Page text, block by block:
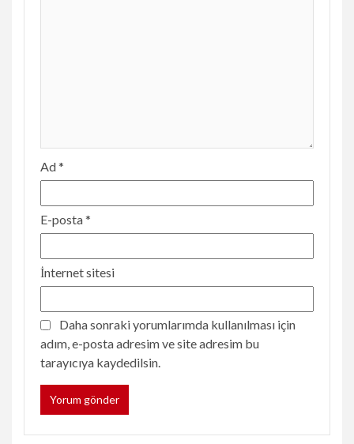
Ad*
E-posta*
İnternet sitesi
Daha sonraki yorumlarımda kullanılması için
adım, e-posta adresim ve site adresim bu
tarayıcıya kaydedilsin.